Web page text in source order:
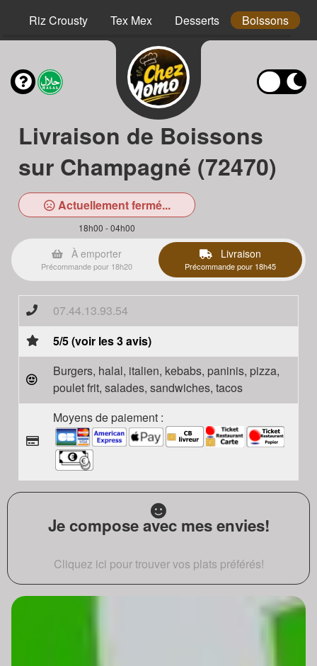
Riz Crousty Tex Mex Desserts Boissons
Livraison de Boissons
sur Champagné (72470)
Actuellement fermé...
18h00 - 04h00
À emporter
Précommande pour 18h20
Livraison
Précommande pour 18h45
07.44.13.93.54
5/5 (voir les 3 avis)
Burgers, halal, italien, kebabs, paninis, pizza,
poulet frit, salades, sandwiches, tacos
Moyens de paiement :
Je compose avec mes envies!
Cliquez ici pour trouver vos plats préférés!